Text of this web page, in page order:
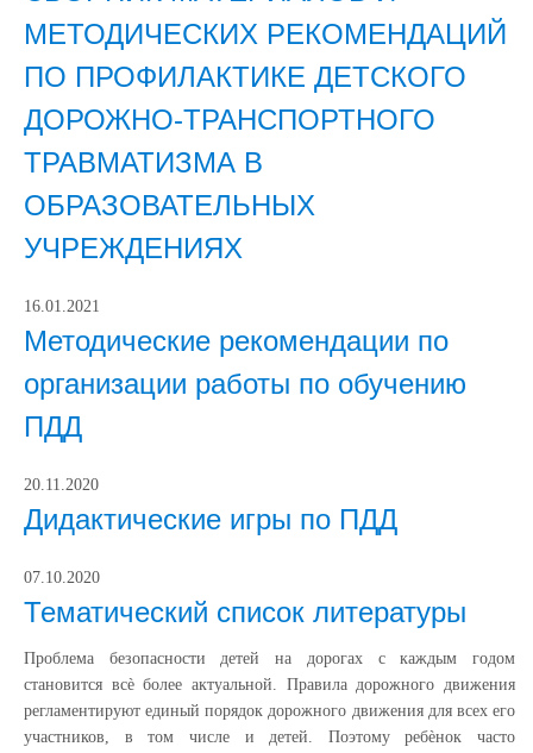
МЕТОДИЧЕСКИХ РЕКОМЕНДАЦИЙ
ПО ПРОФИЛАКТИКЕ ДЕТСКОГО
ДОРОЖНО-ТРАНСПОРТНОГО
ТРАВМАТИЗМА В
ОБРАЗОВАТЕЛЬНЫХ
УЧРЕЖДЕНИЯХ
16.01.2021
Методические рекомендации по
организации работы по обучению
ПДД
20.11.2020
Дидактические игры по ПДД
07.10.2020
Тематический список литературы
Проблема безопасности детей на дорогах с каждым годом
становится всѐ более актуальной. Правила дорожного движения
регламентируют единый порядок дорожного движения для всех его
участников, в том числе и детей. Поэтому ребѐнок часто